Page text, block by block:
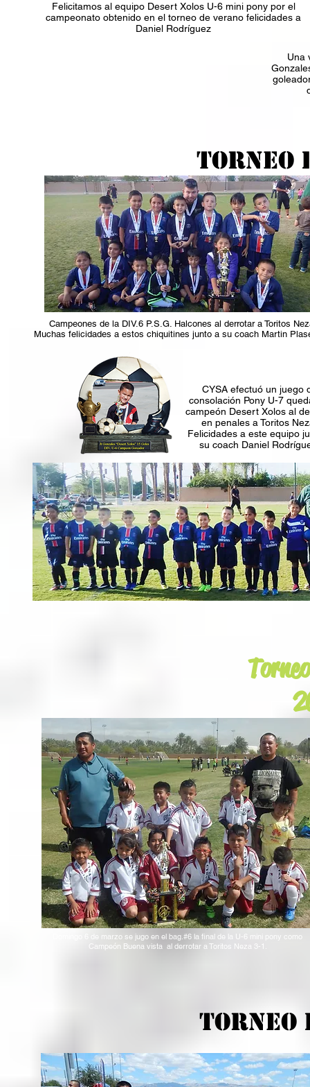
Felicitamos al equipo Desert Xolos U-6 mini pony por el
campeonato obtenido en el torneo de verano felicidades a
Daniel Rodríguez
Una
TOrneo
Campeones de la DIV.6 P.S.G. Halcones al derrotar a Toritos
Muchas felicidades a estos chiquitines junto a su coach Martin
CYSA efectuó un juego
consolación Pony U-7
campeón Desert Xolos al
en penales a Toritos
Felicidades a este equipo
su coach Daniel
Domingo 6 de marzo se jugo en el bag.#6 la final de la U-6 mini pony como
Campeón Buena vista al derrotar a Toritos Neza 3-1.